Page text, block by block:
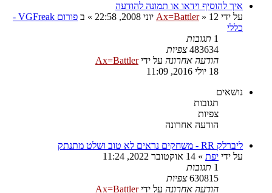
איך להוסיף וידאו או תמונה להודעה
על ידי
Ax=Battler» 12 יוני 2008, 22:58 » ב
פורום VGFreak -
כללי
1 תגובות
483634 צפיות
הודעה אחרונה על ידיAx=Battler
18 יולי 2016, 11:09
נושאים
תגובות
צפיות
הודעה אחרונה
ליברלק RR - משחקים נראים לא טוב ושלט מתנתק
על ידי יפת » 14 אוקטובר 2022, 11:24
1 תגובות
630815 צפיות
הודעה אחרונה על ידיAx=Battler